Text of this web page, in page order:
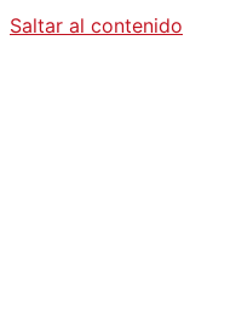
Saltar al contenido